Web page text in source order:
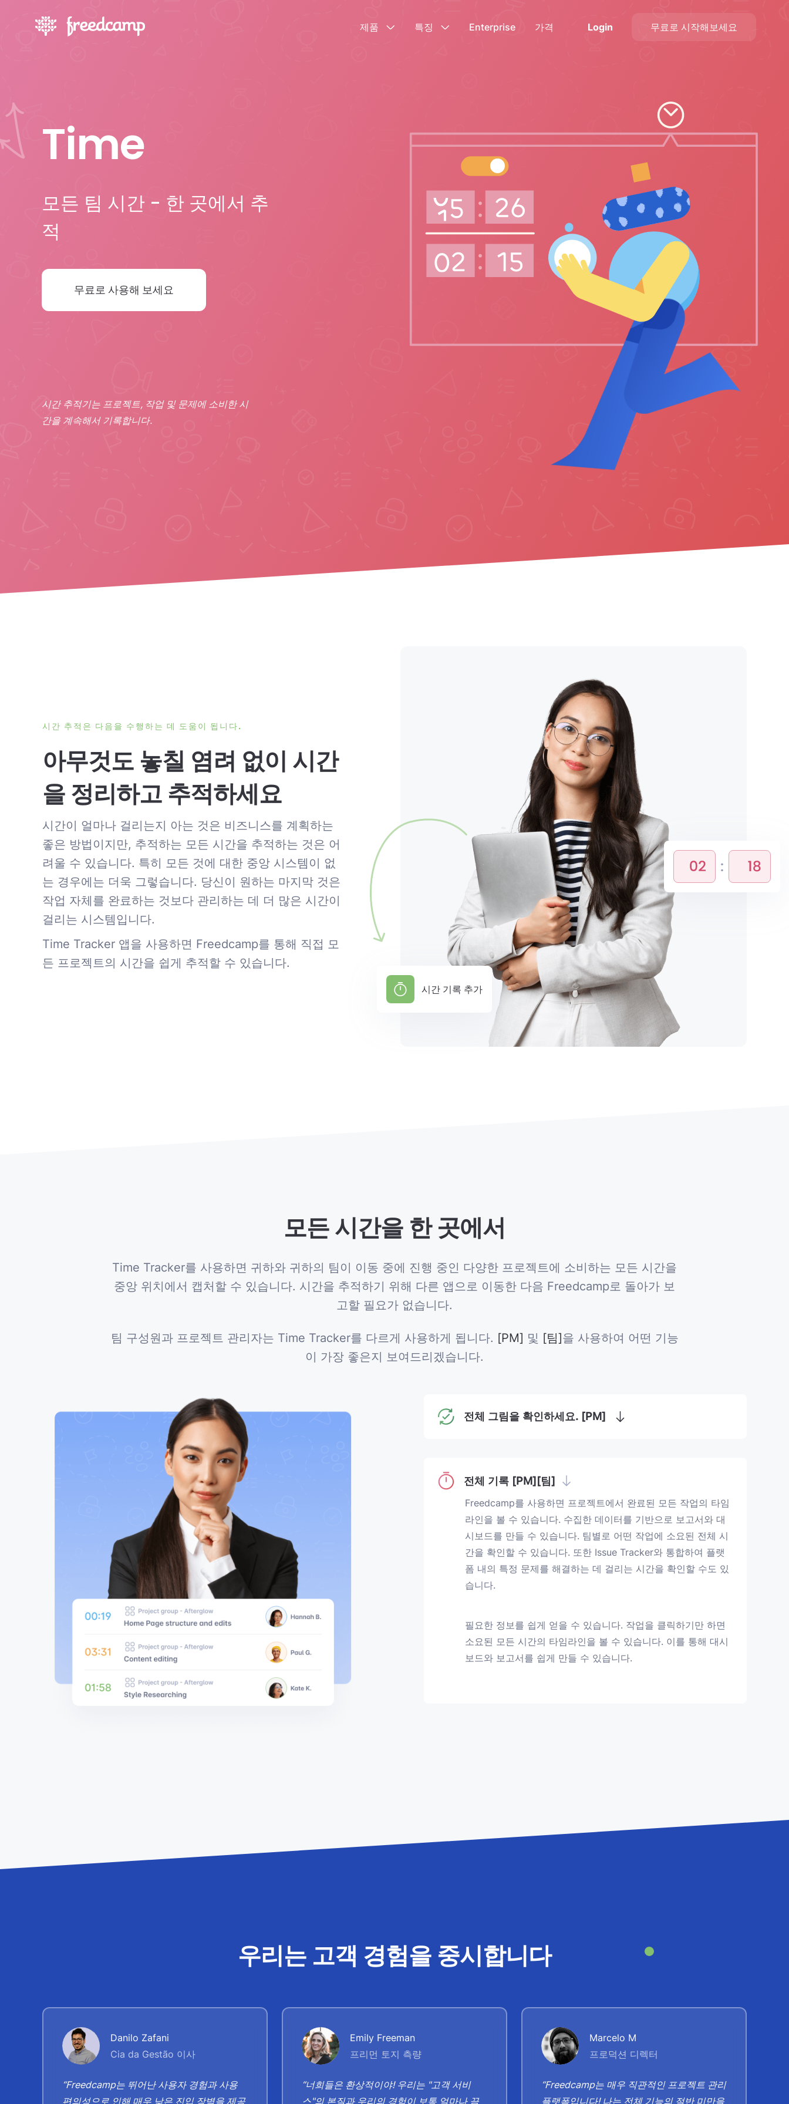
제품 특징 Enterprise 가격 Login 무료로 시작해보세요
Time
모든 팀 시간 - 한 곳에서 추
적
무료로 사용해 보세요
시간 추적기는 프로젝트, 작업 및 문제에 소비한 시
간을 계속해서 기록합니다.
시간 추적은 다음을 수행하는 데 도움이 됩니다.
아무것도 놓칠 염려 없이 시간
을 정리하고 추적하세요
시간이 얼마나 걸리는지 아는 것은 비즈니스를 계획하는
좋은 방법이지만, 추적하는 모든 시간을 추적하는 것은 어
려울 수 있습니다. 특히 모든 것에 대한 중앙 시스템이 없
는 경우에는 더욱 그렇습니다. 당신이 원하는 마지막 것은
작업 자체를 완료하는 것보다 관리하는 데 더 많은 시간이
걸리는 시스템입니다.
Time Tracker 앱을 사용하면 Freedcamp를 통해 직접 모
든 프로젝트의 시간을 쉽게 추적할 수 있습니다.
시간 기록 추가
모든 시간을 한 곳에서
Time Tracker를 사용하면 귀하와 귀하의 팀이 이동 중에 진행 중인 다양한 프로젝트에 소비하는 모든 시간을
중앙 위치에서 캡처할 수 있습니다. 시간을 추적하기 위해 다른 앱으로 이동한 다음 Freedcamp로 돌아가 보
고할 필요가 없습니다.
팀 구성원과 프로젝트 관리자는 Time Tracker를 다르게 사용하게 됩니다. [PM] 및 [팀]을 사용하여 어떤 기능
이 가장 좋은지 보여드리겠습니다.
전체 그림을 확인하세요. [PM]
전체 기록 [PM][팀]
Freedcamp를 사용하면 프로젝트에서 완료된 모든 작업의 ​​타임
라인을 볼 수 있습니다. 수집한 데이터를 기반으로 보고서와 대
시보드를 만들 수 있습니다. 팀별로 어떤 작업에 소요된 전체 시
간을 확인할 수 있습니다. 또한 Issue Tracker와 통합하여 플랫
폼 내의 특정 문제를 해결하는 데 걸리는 시간을 확인할 수도 있
습니다.
필요한 정보를 쉽게 얻을 수 있습니다. 작업을 클릭하기만 하면
소요된 모든 시간의 타임라인을 볼 수 있습니다. 이를 통해 대시
보드와 보고서를 쉽게 만들 수 있습니다.
우리는 고객 경험을 중시합니다
Danilo Zafani
Cia da Gestão 이사
“Freedcamp는 뛰어난 사용자 경험과 사용
편의성으로 인해 매우 낮은 진입 장벽을 제공
Emily Freeman
프리먼 토지 측량
“너희들은 환상적이야! 우리는 "고객 서비
스"의 본질과 우리의 경험이 보통 얼마나 끔
Marcelo M
프로덕션 디렉터
“Freedcamp는 매우 직관적인 프로젝트 관리
플랫폼입니다! 나는 전체 기능의 절반 미만을